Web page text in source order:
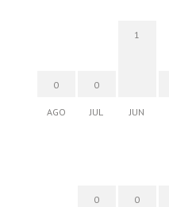
0
AGO
0
JUL
1
JUN
0 0